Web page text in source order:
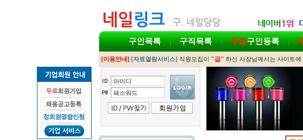
구인목록 | 구직목록 | 무료구인등록 |
[이용안내] [자료열람서비스] 직원모집이 "급" 하신 사장님께서는 사이트에